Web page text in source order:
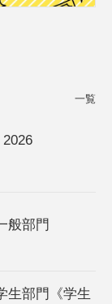
一覧
般部門
生部門《学生